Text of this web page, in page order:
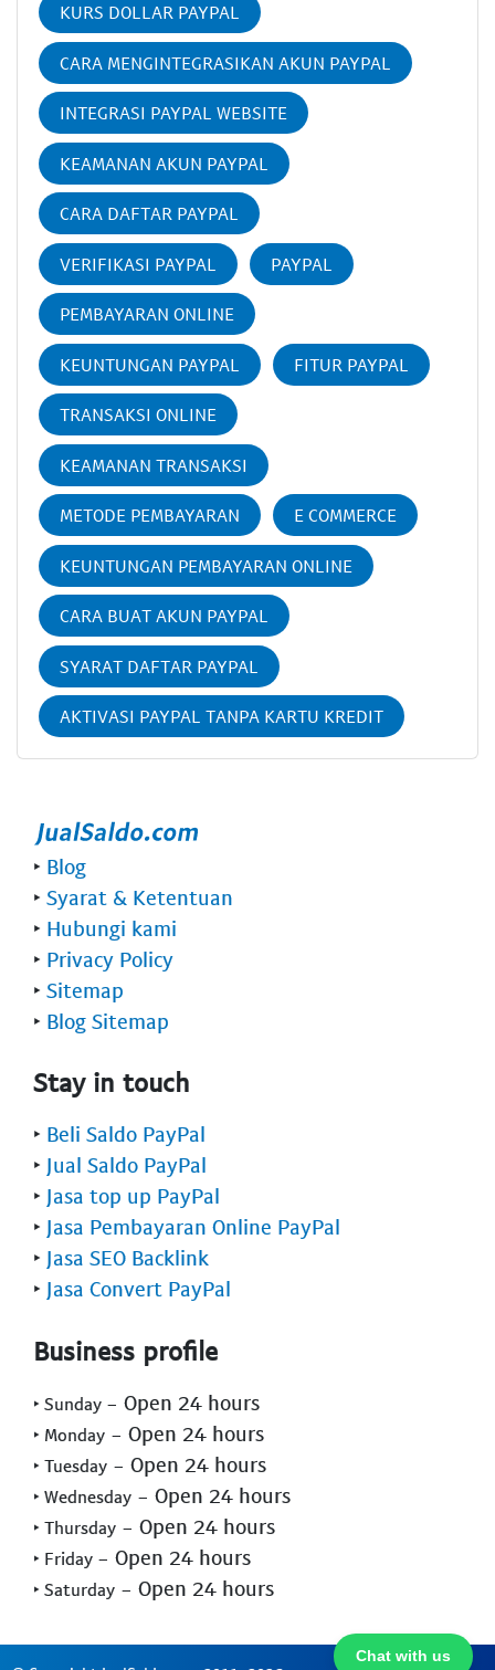
KURS DOLLAR PAYPAL
CARA MENGINTEGRASIKAN AKUN PAYPAL
INTEGRASI PAYPAL WEBSITE
KEAMANAN AKUN PAYPAL
CARA DAFTAR PAYPAL
VERIFIKASI PAYPAL PAYPAL
PEMBAYARAN ONLINE
KEUNTUNGAN PAYPAL FITUR PAYPAL
TRANSAKSI ONLINE
KEAMANAN TRANSAKSI
METODE PEMBAYARAN E COMMERCE
KEUNTUNGAN PEMBAYARAN ONLINE
CARA BUAT AKUN PAYPAL
SYARAT DAFTAR PAYPAL
AKTIVASI PAYPAL TANPA KARTU KREDIT
Chat with us
‣ Blog
‣ Syarat & Ketentuan
‣ Hubungi kami
‣ Privacy Policy
‣ Sitemap
‣ Blog Sitemap
Stay in touch
‣ Beli Saldo PayPal
‣ Jual Saldo PayPal
‣ Jasa top up PayPal
‣ Jasa Pembayaran Online PayPal
‣ Jasa SEO Backlink
‣ Jasa Convert PayPal
Business profile
‣ Sunday - Open 24 hours
‣ Monday - Open 24 hours
‣ Tuesday - Open 24 hours
‣ Wednesday - Open 24 hours
‣ Thursday - Open 24 hours
‣ Friday - Open 24 hours
‣ Saturday - Open 24 hours